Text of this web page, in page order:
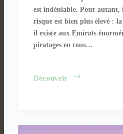
est indéniable. Pour autant,
risque est bien plus élevé :
il existe aux Emirats
piratages en tous…
Découvrir
3
Emirats